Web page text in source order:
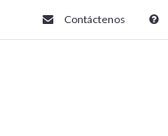
Contáctenos